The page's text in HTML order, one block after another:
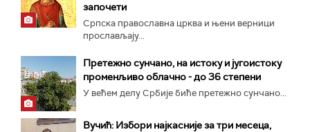
започети
Српска православна црква и њени верници
прослављају...
Претежно сунчано, на истоку и југоистоку
променљиво облачно - до 36 степени
У већем делу Србије биће претежно сунчано...
Вучић: Избори најкасније за три месеца,